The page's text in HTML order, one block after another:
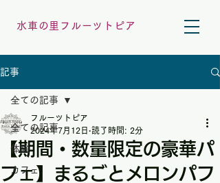
水車の里フルーツトピア
記事
全ての記事
体験
カフェ
全ての記事
【期間・数量限定の豪華パ
フェ】まるごとメロンパフ
フルーツトピア
2024年7月12日 読了時間: 2分